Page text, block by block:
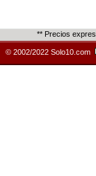
** Precios
© 2002/2022 Solo10.com